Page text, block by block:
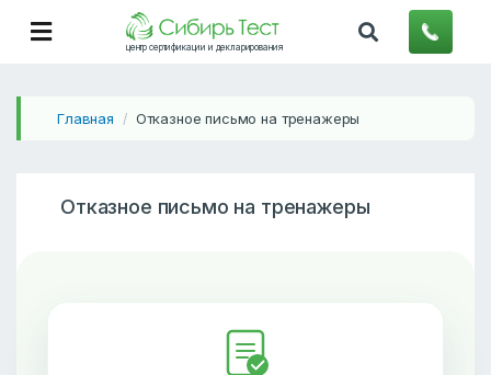
центр сертификации и декларирования
Главная / Отказное письмо на тренажеры
Отказное письмо на тренажеры